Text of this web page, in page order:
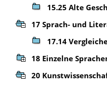
15.25 Alte
17 Sprach- und
17.14
18 Einzelne
20